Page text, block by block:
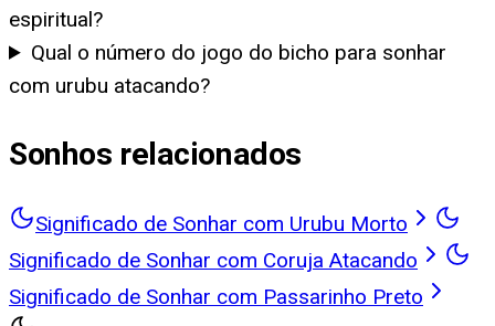
espiritual?
Qual o número do jogo do bicho para sonhar
com urubu atacando?
Sonhos relacionados
Significado de Sonhar com Urubu Morto
Significado de Sonhar com Coruja Atacando
Significado de Sonhar com Passarinho Preto